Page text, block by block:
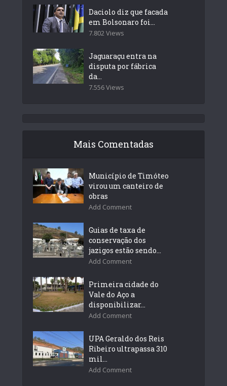
Daciolo diz que facada
em Bolsonaro foi...
7.802 Views
Jaguaraçu entra na
disputa por fábrica
da...
7.556 Views
Mais Comentadas
Município de Timóteo
virou um canteiro de
obras
Add Comment
Guias de taxa de
conservação dos
jazigos estão sendo...
Add Comment
Primeira cidade do
Vale do Aço a
disponibilizar...
Add Comment
UPA Geraldo dos Reis
Ribeiro ultrapassa 310
mil...
Add Comment